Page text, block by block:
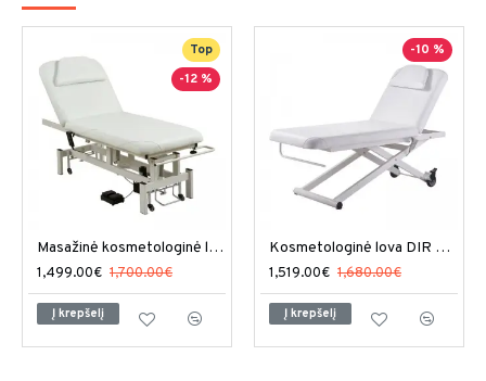
Top
-12 %
Masažinė kosmetologinė lova Mar Egeo
1,499.00€ 1,700.00€
Į krepšelį
-10 %
Kosmetologinė lova DIR Raptor
1,519.00€ 1,680.00€
Į krepšelį